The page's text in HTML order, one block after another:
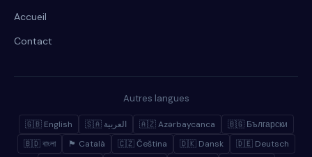
Accueil
Contact
Autres langues
🇬🇧 English 🇸🇦 العربية 🇦🇿 Azərbaycanca
🇧🇬 Български
🇧🇩 বাংলা
🏴 Català 🇨🇿 Čeština 🇩🇰 Dansk
🇩🇪 Deutsch